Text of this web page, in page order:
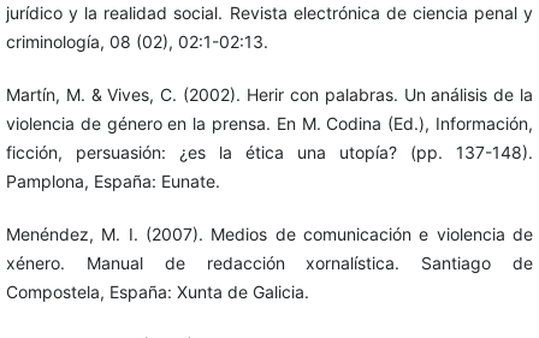
jurídico y la realidad social. Revista electrónica de ciencia penal y
criminología, 08 (02), 02:1-02:13.
Martín, M. & Vives, C. (2002). Herir con palabras. Un análisis de la
violencia de género en la prensa. En M. Codina (Ed.), Información,
ficción, persuasión: ¿es la ética una utopía? (pp. 137-148).
Pamplona, España: Eunate.
Menéndez, M. I. (2007). Medios de comunicación e violencia de
xénero. Manual de redacción xornalística. Santiago de
Compostela, España: Xunta de Galicia.